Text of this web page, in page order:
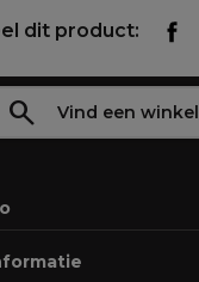
dit product:
Vind een winkel